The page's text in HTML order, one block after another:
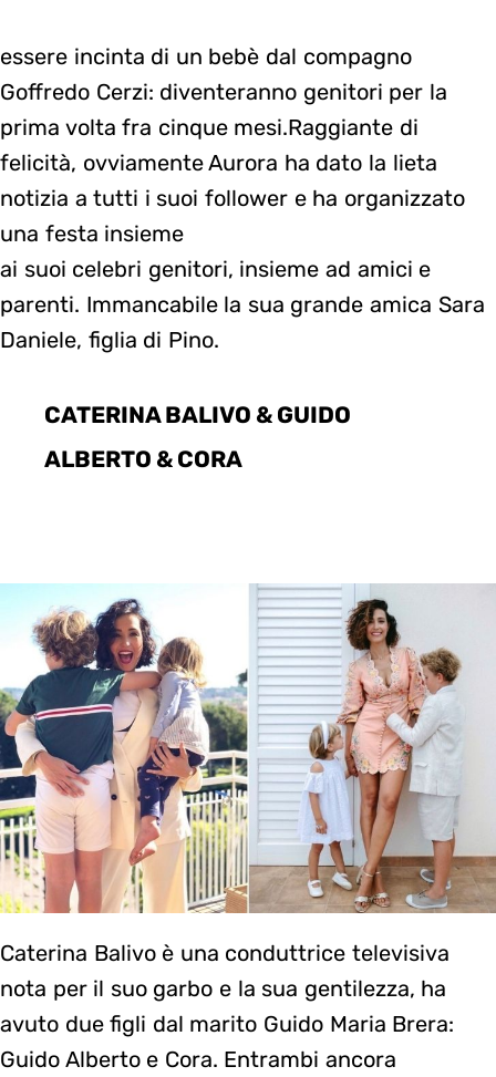
essere incinta di un bebè dal compagno
Goffredo Cerzi: diventeranno genitori per la
prima volta fra cinque mesi.Raggiante di
felicità, ovviamente Aurora ha dato la lieta
notizia a tutti i suoi follower e ha organizzato
una festa insieme
ai suoi celebri genitori, insieme ad amici e
parenti. Immancabile la sua grande amica Sara
Daniele, figlia di Pino.
CATERINA BALIVO & GUIDO
ALBERTO & CORA
Caterina Balivo è una conduttrice televisiva
nota per il suo garbo e la sua gentilezza, ha
avuto due figli dal marito Guido Maria Brera:
Guido Alberto e Cora. Entrambi ancora